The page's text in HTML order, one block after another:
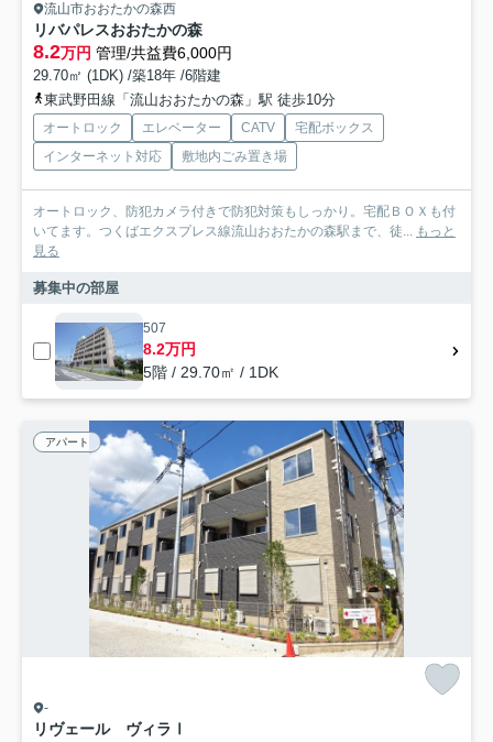
流山市おおたかの森西
リバパレスおおたかの森
8.2万円 管理/共益費6,000円
29.70㎡ (1DK) /築18年 /6階建
東武野田線「流山おおたかの森」駅 徒歩10分
オートロック エレベーター CATV
宅配ボックス
インターネット対応
敷地内ごみ置き場
オートロック、防犯カメラ付きで防犯対策もしっかり。宅配ＢＯＸも付
いてます。つくばエクスプレス線流山おおたかの森駅まで、徒... もっと
見る
募集中の部屋
507
8.2万円
5階 / 29.70㎡ / 1DK
アパート
-
リヴェール ヴィラⅠ